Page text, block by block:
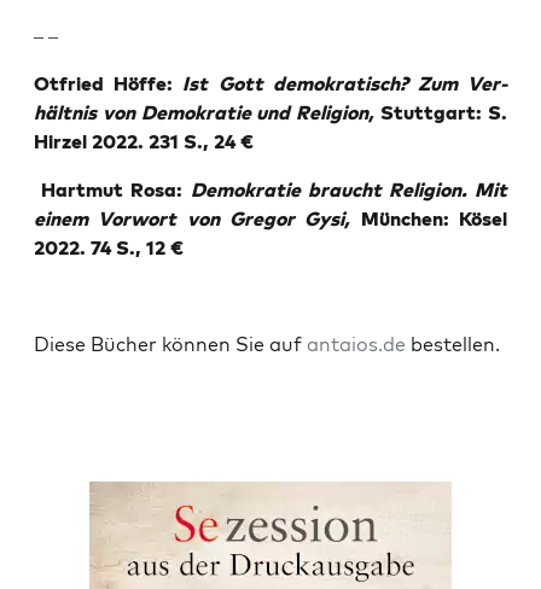
– –
Otfried Höf­fe: Ist Gott demo­kra­tisch? Zum Ver­
hält­nis von Demo­kra­tie und Reli­gi­on, Stutt­gart: S.
Hir­zel 2022. 231 S., 24 €
Hart­mut Rosa: Demo­kra­tie braucht Reli­gi­on. Mit
einem Vor­wort von Gre­gor Gysi, Mün­chen: Kösel
2022. 74 S., 12 €
Die­se Bücher kön­nen Sie auf antaios.de bestellen.